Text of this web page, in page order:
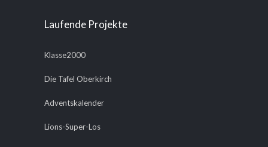
Laufende Projekte
Klasse2000
Die Tafel Oberkirch
Adventskalender
Lions-Super-Los